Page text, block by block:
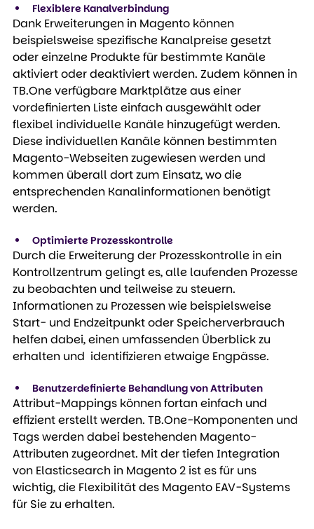
Flexiblere Kanalverbindung
Dank Erweiterungen in Magento können
beispielsweise spezifische Kanalpreise gesetzt
oder einzelne Produkte für bestimmte Kanäle
aktiviert oder deaktiviert werden. Zudem können in
TB.One verfügbare Marktplätze aus einer
vordefinierten Liste einfach ausgewählt oder
flexibel individuelle Kanäle hinzugefügt werden.
Diese individuellen Kanäle können bestimmten
Magento-Webseiten zugewiesen werden und
kommen überall dort zum Einsatz, wo die
entsprechenden Kanalinformationen benötigt
werden.
Optimierte Prozesskontrolle
Durch die Erweiterung der Prozesskontrolle in ein
Kontrollzentrum gelingt es, alle laufenden Prozesse
zu beobachten und teilweise zu steuern.
Informationen zu Prozessen wie beispielsweise
Start- und Endzeitpunkt oder Speicherverbrauch
helfen dabei, einen umfassenden Überblick zu
erhalten und  identifizieren etwaige Engpässe.
Benutzerdefinierte Behandlung von Attributen
Attribut-Mappings können fortan einfach und
effizient erstellt werden. TB.One-Komponenten und
Tags werden dabei bestehenden Magento-
Attributen zugeordnet. Mit der tiefen Integration
von Elasticsearch in Magento 2 ist es für uns
wichtig, die Flexibilität des Magento EAV-Systems
für Sie zu erhalten.